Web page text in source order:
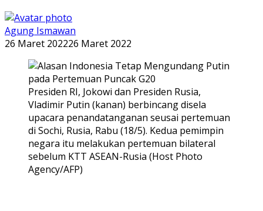
Agung Ismawan
26 Maret 202226 Maret 2022
Presiden RI, Jokowi dan Presiden Rusia,
Vladimir Putin (kanan) berbincang disela
upacara penandatanganan seusai pertemuan
di Sochi, Rusia, Rabu (18/5). Kedua pemimpin
negara itu melakukan pertemuan bilateral
sebelum KTT ASEAN-Rusia (Host Photo
Agency/AFP)